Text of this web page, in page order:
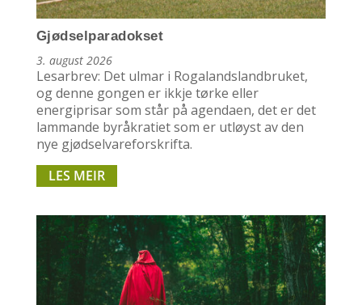
Gjødselparadokset
3. august 2026
Lesarbrev: Det ulmar i Rogalandslandbruket,
og denne gongen er ikkje tørke eller
energiprisar som står på agendaen, det er det
lammande byråkratiet som er utløyst av den
nye gjødselvareforskrifta.
LES MEIR